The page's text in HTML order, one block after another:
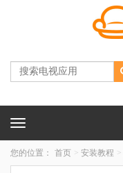
Toggle
您的位置： 首页 安装教程